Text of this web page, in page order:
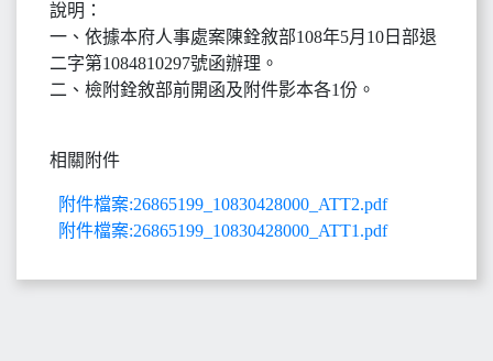
說明：
一、依據本府人事處案陳銓敘部108年5月10日部退
二字第1084810297號函辦理。
二、檢附銓敘部前開函及附件影本各1份。
相關附件
附件檔案:26865199_10830428000_ATT2.pdf
附件檔案:26865199_10830428000_ATT1.pdf